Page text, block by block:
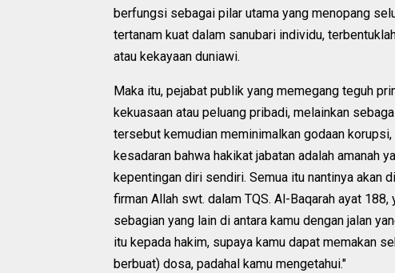
berfungsi sebagai pilar utama yang menopang
tertanam kuat dalam sanubari individu,
atau kekayaan duniawi.
Maka itu, pejabat publik yang memegang teguh
kekuasaan atau peluang pribadi, melainkan
tersebut kemudian meminimalkan godaan
kesadaran bahwa hakikat jabatan adalah amanah
kepentingan diri sendiri. Semua itu nantinya akan
firman Allah swt. dalam TQS. Al-Baqarah ayat
sebagian yang lain di antara kamu dengan jalan
itu kepada hakim, supaya kamu dapat memakan
berbuat) dosa, padahal kamu mengetahui."